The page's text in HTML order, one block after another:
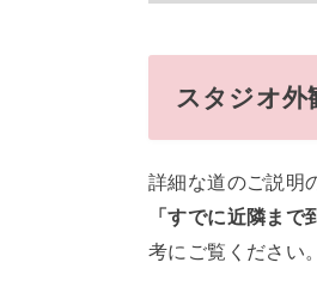
スタジオ外
詳細な道のご説明
「すでに近隣ま
考にご覧ください。